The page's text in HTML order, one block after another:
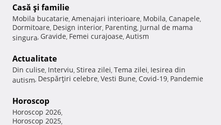
Casă şi familie
Mobila bucatarie, Amenajari interioare, Mobila, Canapele,
Dormitoare, Design interior, Parenting, Jurnal de mama
singura, Gravide, Femei curajoase, Autism
Actualitate
Din culise, Interviu, Stirea zilei, Tema zilei, Iesirea din
autism, Despărţiri celebre, Vesti Bune, Covid-19, Pandemie
Horoscop
Horoscop 2026,
Horoscop 2025,